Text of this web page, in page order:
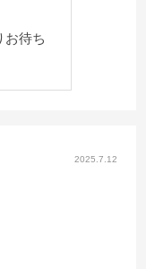
お待ち
2025.7.12